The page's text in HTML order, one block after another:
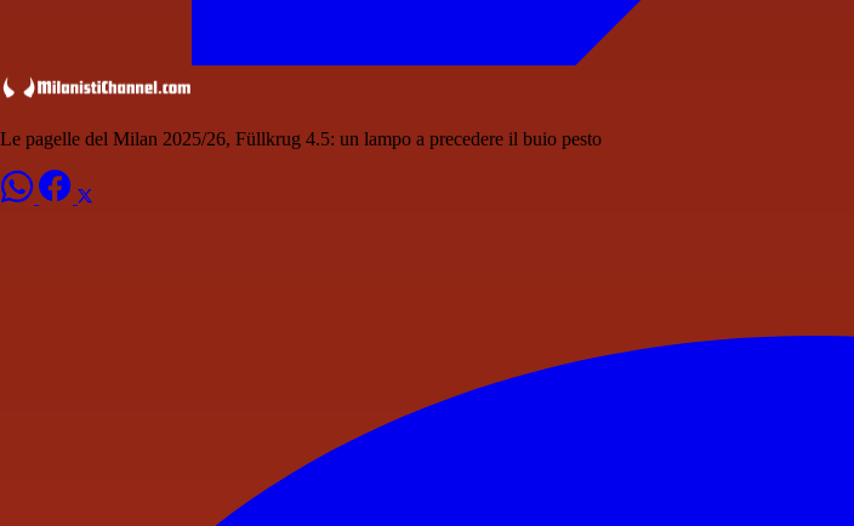
Le pagelle del Milan 2025/26, Füllkrug 4.5: un lampo a precedere il buio pesto